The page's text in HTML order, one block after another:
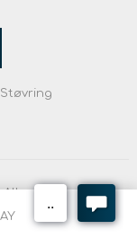
Alla rättigheter